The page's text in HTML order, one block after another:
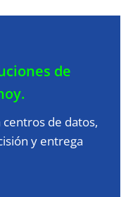
de
de datos,
y entrega